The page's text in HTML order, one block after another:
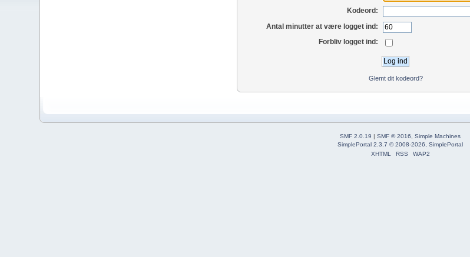
Kodeord:
Antal minutter at være logget ind:
Forbliv logget ind:
Glemt dit kodeord?
SMF 2.0.19 | SMF © 2016
Simple Machines
SimplePortal 2.3.7 © 2008-2026, SimplePortal
XHTML
RSS WAP2